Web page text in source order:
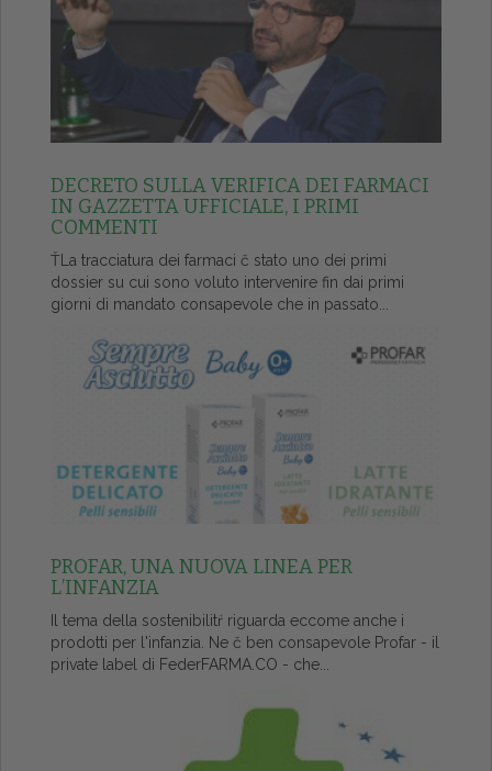
DECRETO SULLA VERIFICA DEI FARMACI
IN GAZZETTA UFFICIALE, I PRIMI
COMMENTI
ŤLa tracciatura dei farmaci č stato uno dei primi
dossier su cui sono voluto intervenire fin dai primi
giorni di mandato consapevole che in passato...
PROFAR, UNA NUOVA LINEA PER
L’INFANZIA
Il tema della sostenibilitŕ riguarda eccome anche i
prodotti per l'infanzia. Ne č ben consapevole Profar - il
private label di FederFARMA.CO - che...